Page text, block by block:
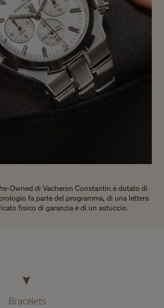
Owned di Vacheron Constantin è dotato di
fa parte del programma, di una lettera
fisico di garanzia e di un astuccio.
Bracelets